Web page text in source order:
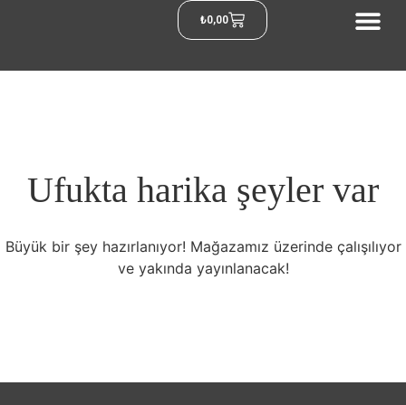
₺0,00
Ufukta harika şeyler var
Büyük bir şey hazırlanıyor! Mağazamız üzerinde çalışılıyor
ve yakında yayınlanacak!